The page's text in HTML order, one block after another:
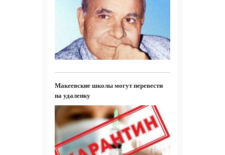
Макеевские школы могут перевести
на удаленку